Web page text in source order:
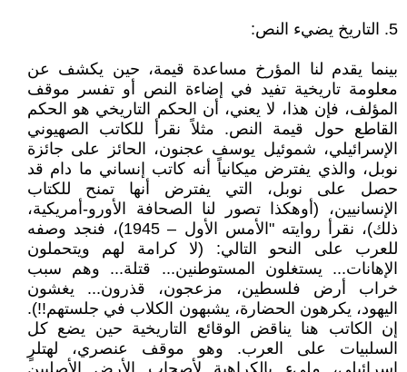
5. التاريخ يضيء النص:
بينما يقدم لنا المؤرخ مساعدة قيمة، حين يكشف عن
معلومة تاريخية تفيد في إضاءة النص أو تفسر موقف
المؤلف، فإن هذا، لا يعني، أن الحكم التاريخي هو الحكم
القاطع حول قيمة النص. مثلاً نقرأ للكاتب الصهيوني
الإسرائيلي، شموئيل يوسف عجنون، الحائز على جائزة
نوبل، والذي يفترض ميكانياً أنه كاتب إنساني ما دام قد
حصل على نوبل، التي يفترض أنها تمنح للكتاب
الإنسانيين، (أوهكذا تصور لنا الصحافة الأورو-أمريكية،
ذلك)، نقرأ روايته "الأمس الأول – 1945)، فنجد وصفه
للعرب على النحو التالي: (لا كرامة لهم ويتحملون
الإهانات... يستغلون المستوطنين... قتلة... وهم سبب
خراب أرض فلسطين، مزعجون، قذرون... يغشون
اليهود، يكرهون الحضارة، يشبهون الكلاب في جلستهم!!).
إن الكاتب هنا يناقض الوقائع التاريخية حين يضع كل
السلبيات على العرب. وهو موقف عنصري، لهتلرٍ